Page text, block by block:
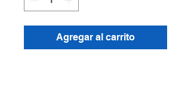
Agregar al carrito